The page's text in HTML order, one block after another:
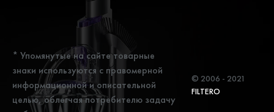
* Упомянутые на сайте товарные
знаки используются с правомерной
информационной и описательной
целью, облегчая потребителю задачу
© 2006 - 2021
FILTERO